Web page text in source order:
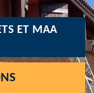
ET MAA